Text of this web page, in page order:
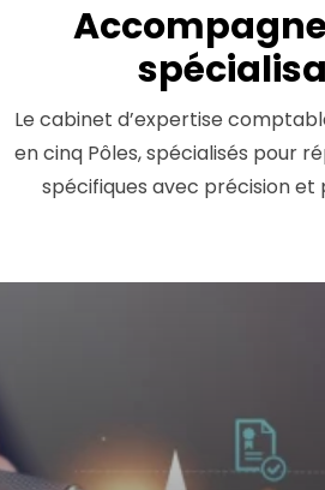
Le cabinet d’expertise
en cinq Pôles, spécialisés pour
spécifiques avec précision et